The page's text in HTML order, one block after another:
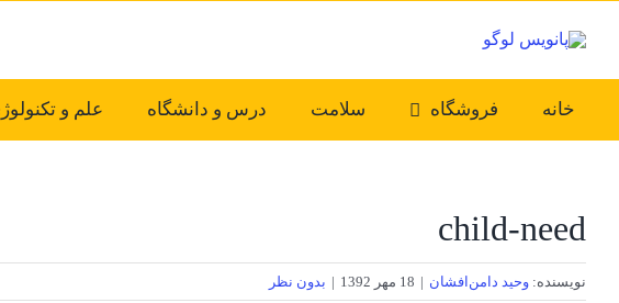
content
خانه فروشگاه سلامت درس و دانشگاه علم و
child-need
نویسنده: وحید دامن‌افشان | 18 مهر 1392 | بدون نظر